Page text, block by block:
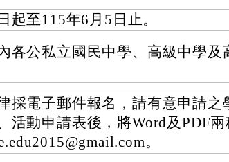
起至115年6月5日止。
各公私立國民中學、高級中學及
採電子郵件報名，請有意申請之
活動申請表後，將Word及PDF
。